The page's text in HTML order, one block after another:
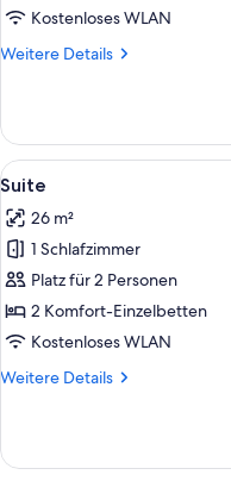
Kostenloses WLAN
Weitere Details
Weitere
Einzelzimmer
Alle
Fotos
für
Suite
anzeigen
6
Suite
26 m²
1 Schlafzimmer
Platz für 2 Personen
2 Komfort-Einzelbetten
Kostenloses WLAN
Weitere Details
Weitere